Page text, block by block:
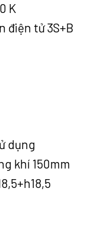
K
điện tử 3S+B
dụng
khí 150mm